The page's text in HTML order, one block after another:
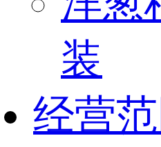
装
经营